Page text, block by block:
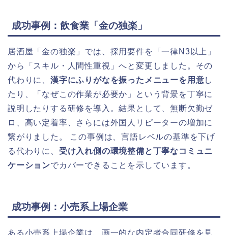
成功事例：飲食業「金の独楽」
居酒屋「金の独楽」では、採用要件を「一律N3以上」
から「スキル・人間性重視」へと変更しました。その
代わりに、 漢字にふりがなを振ったメニューを用意し
たり、「なぜこの作業が必要か」という背景を丁寧に
説明したりする研修を導入。結果として、無断欠勤ゼ
ロ、高い定着率、さらには外国人リピーターの増加に
繋がりました。 この事例は、言語レベルの基準を下げ
る代わりに、 受け入れ側の環境整備と丁寧なコミュニ
ケーションでカバーできることを示しています。
成功事例：小売系上場企業
ある小売系上場企業は、画一的な内定者合同研修を見